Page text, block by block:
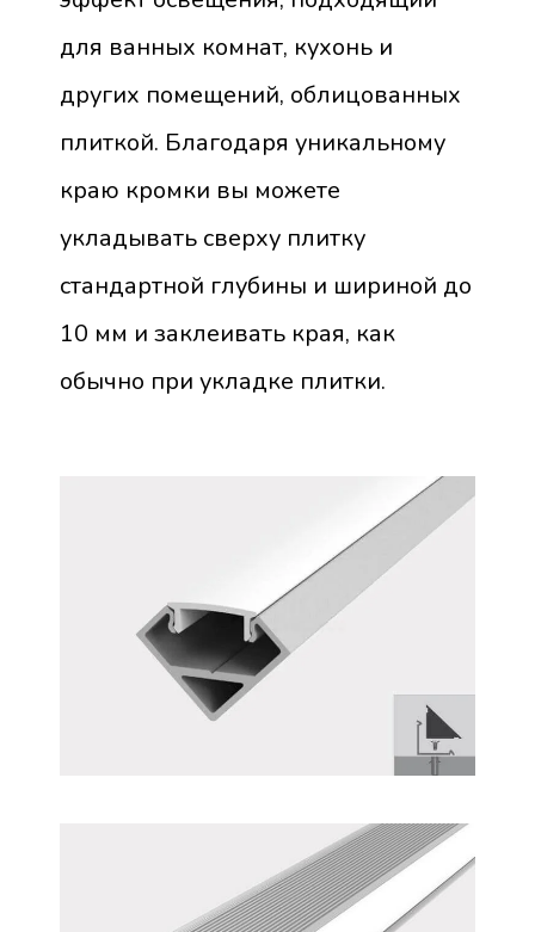
для ванных комнат, кухонь и
других помещений, облицованных
плиткой. Благодаря уникальному
краю кромки вы можете
укладывать сверху плитку
стандартной глубины и шириной до
10 мм и заклеивать края, как
обычно при укладке плитки.